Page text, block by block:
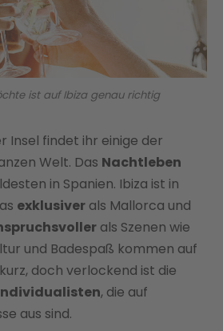
ist auf Ibiza genau richtig
Insel findet ihr einige der
Welt. Das Nachtleben
in Spanien. Ibiza ist in
exklusiver als Mallorca und
als Szenen wie
und Badespaß kommen auf
doch verlockend ist die
, die auf
aus sind.